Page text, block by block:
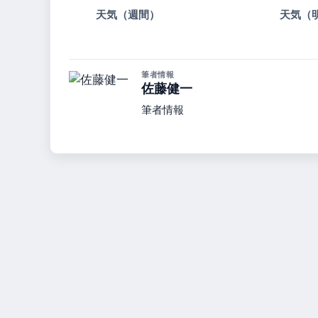
天気（週間） 天気（
筆者情報
佐藤健一
筆者情報